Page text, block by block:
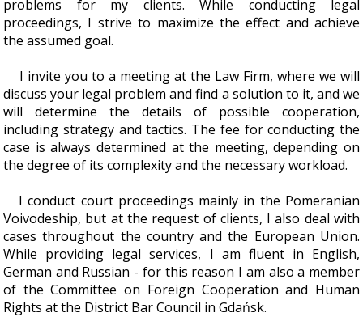
problems for my clients. While conducting legal
proceedings, I strive to maximize the effect and achieve
the assumed goal.
I invite you to a meeting at the Law Firm, where we will
discuss your legal problem and find a solution to it, and we
will determine the details of possible cooperation,
including strategy and tactics. The fee for conducting the
case is always determined at the meeting, depending on
the degree of its complexity and the necessary workload.
I conduct court proceedings mainly in the Pomeranian
Voivodeship, but at the request of clients, I also deal with
cases throughout the country and the European Union.
While providing legal services, I am fluent in English,
German and Russian - for this reason I am also a member
of the Committee on Foreign Cooperation and Human
Rights at the District Bar Council in Gdańsk.